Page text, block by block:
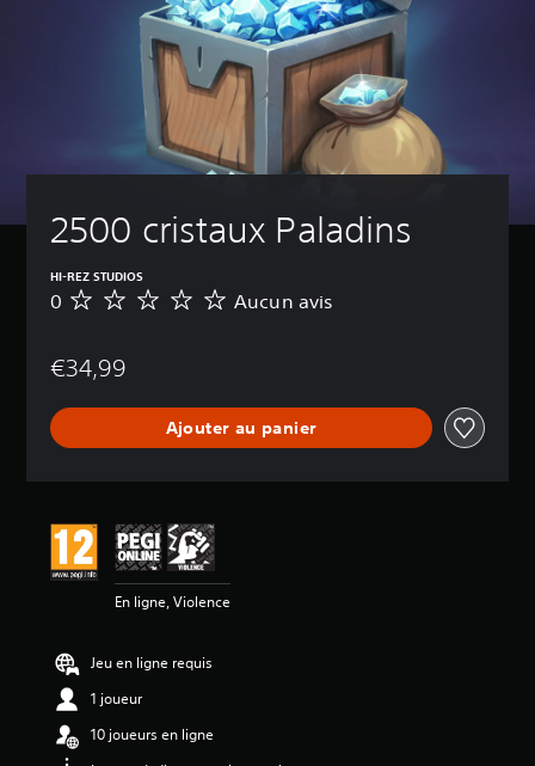
2500 cristaux Paladins
HI-REZ STUDIOS
A
u
a
v
0 Aucun avis
€34,99
Ajouter au panier
En ligne, Violence
Jeu en ligne requis
1 joueur
10 joueurs en ligne